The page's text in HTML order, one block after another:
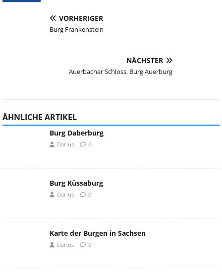
VORHERIGER
Burg Frankenstein
NÄCHSTER
Auerbacher Schloss, Burg Auerburg
ÄHNLICHE ARTIKEL
Burg Daberburg
Darius 0
Burg Küssaburg
Darius 0
Karte der Burgen in Sachsen
Darius 0